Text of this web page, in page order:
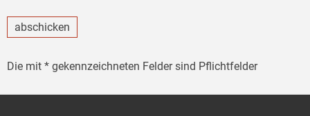
abschicken
Die mit * gekennzeichneten Felder sind Pflichtfelder